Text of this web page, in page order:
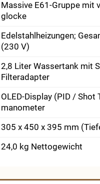
Massive E61-Gruppe mit
glocke
Edelstahlheizungen;
(230 V)
2,8 Liter Wassertank mit
Filteradapter
OLED-Display (PID /
manometer
305 x 450 x 395 mm
24,0 kg Nettogewicht